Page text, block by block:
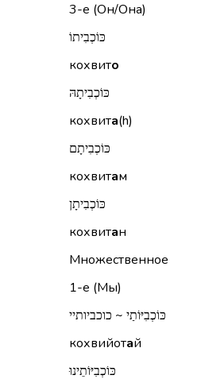
3-е (Он/Она)
כּוֹכְבִיתוֹ
кохвито
כּוֹכְבִיתָהּ
кохвита(h)
כּוֹכְבִיתָם
кохвитам
כּוֹכְבִיתָן
кохвитан
Множественное
1-е (Мы)
כּוֹכְבִיּוֹתַי ~ כוכביותיי
кохвийотай
כּוֹכְבִיּוֹתֵינוּ